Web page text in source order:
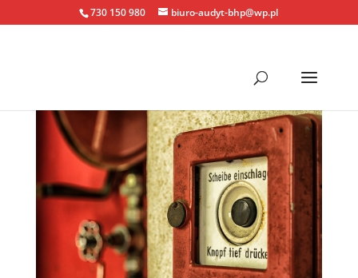
730 150 980 biuro-audyt-bhp@wp.pl